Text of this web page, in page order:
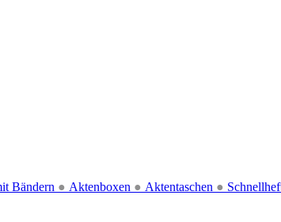
Bändern ● Aktenboxen ● Aktentaschen ●